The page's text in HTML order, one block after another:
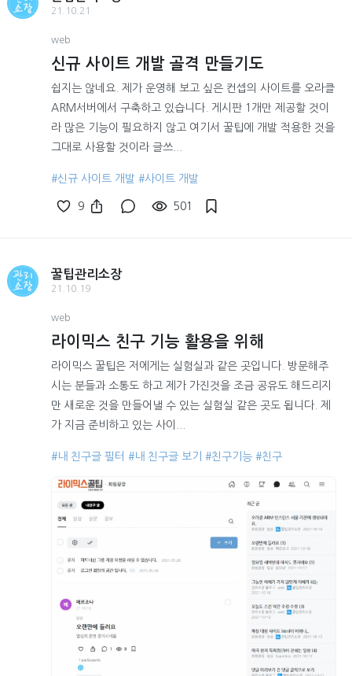
21.10.21
web
신규 사이트 개발 골격 만들기도
쉽지는 않네요. 제가 운영해 보고 싶은 컨셉의 사이트를 오라클
ARM서버에서 구축하고 있습니다. 게시판 1개만 제공할 것이
라 많은 기능이 필요하지 않고 여기서 꿀팁에 개발 적용한 것을
그대로 사용할 것이라 글쓰...
#신규 사이트 개발 #사이트 개발
9 501
꿀팁관리소장
21.10.19
web
라이믹스 친구 기능 활용을 위해
라이믹스 꿀팁은 저에게는 실험실과 같은 곳입니다. 방문해주
시는 분들과 소통도 하고 제가 가진것을 조금 공유도 해드리지
만 새로운 것을 만들어낼 수 있는 실험실 같은 곳도 됩니다. 제
가 지금 준비하고 있는 사이...
#내 친구글 필터 #내 친구글 보기 #친구기능 #친구